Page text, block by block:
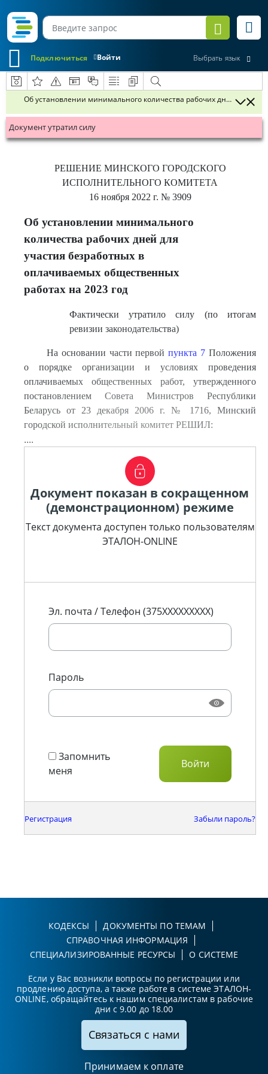
Войти
Подключиться Выбрать язык
Об установлении минимального количества рабочих дней для
Документ утратил силу
РЕШЕНИЕ МИНСКОГО ГОРОДСКОГО
ИСПОЛНИТЕЛЬНОГО КОМИТЕТА
16 ноября 2022 г. № 3909
Об установлении минимального
количества рабочих дней для
участия безработных в
оплачиваемых общественных
работах на 2023 год
Фактически утратило силу (по итогам
ревизии законодательства)
На основании части первойпункта 7 Положения
о порядке организации и условиях проведения
оплачиваемых общественных работ, утвержденного
постановлением Совета Министров Республики
Беларусь от 23 декабря 2006 г. № 1716, Минский
городской исполнительный комитет РЕШИЛ:
....
Документ показан в сокращенном
(демонстрационном) режиме
Текст документа доступен только пользователям
ЭТАЛОН-ONLINE
Эл. почта / Телефон (375XXXXXXXXX)
Пароль
Запомнить
меня
Регистрация Забыли пароль?
КОДЕКСЫ
ДОКУМЕНТЫ ПО ТЕМАМ
СПРАВОЧНАЯ ИНФОРМАЦИЯ
СПЕЦИАЛИЗИРОВАННЫЕ РЕСУРСЫ
О СИСТЕМЕ
Если у Вас возникли вопросы по регистрации или
продлению доступа, а также работе в системе ЭТАЛОН-
ONLINE, обращайтесь к нашим специалистам в рабочие
дни с 9.00 до 18.00
Связаться с нами
Принимаем к оплате